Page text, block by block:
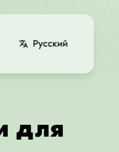
Русский
для